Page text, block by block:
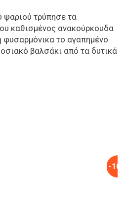
ψαριού τρύπησε τα
καθισμένος ανακούρκουδα
το αγαπημένο
βαλσάκι από τα δυτικά
-